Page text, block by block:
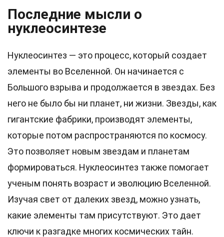
Последние мысли о
нуклеосинтезе
Нуклеосинтез — это процесс, который создает
элементы во Вселенной. Он начинается с
Большого взрыва и продолжается в звездах. Без
него не было бы ни планет, ни жизни. Звезды, как
гигантские фабрики, производят элементы,
которые потом распространяются по космосу.
Это позволяет новым звездам и планетам
формироваться. Нуклеосинтез также помогает
ученым понять возраст и эволюцию Вселенной.
Изучая свет от далеких звезд, можно узнать,
какие элементы там присутствуют. Это дает
ключи к разгадке многих космических тайн.